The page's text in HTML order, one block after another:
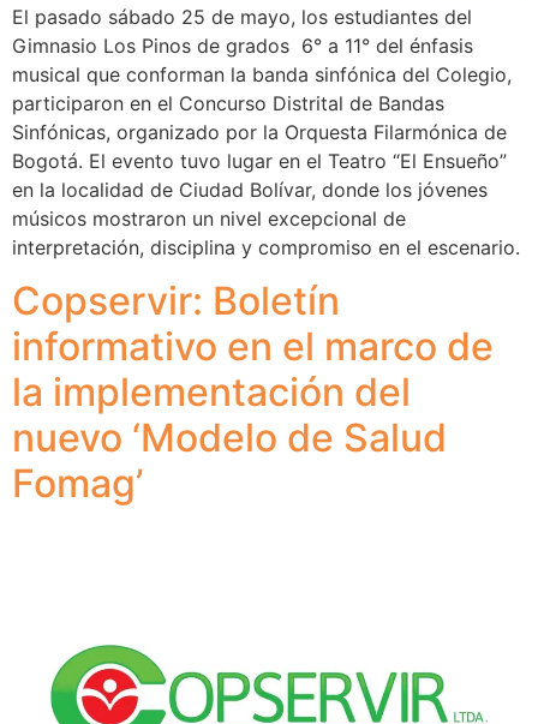
El pasado sábado 25 de mayo, los estudiantes del
Gimnasio Los Pinos de grados 6° a 11° del énfasis
musical que conforman la banda sinfónica del Colegio,
participaron en el Concurso Distrital de Bandas
Sinfónicas, organizado por la Orquesta Filarmónica de
Bogotá. El evento tuvo lugar en el Teatro “El Ensueño”
en la localidad de Ciudad Bolívar, donde los jóvenes
músicos mostraron un nivel excepcional de
interpretación, disciplina y compromiso en el escenario.
Copservir: Boletín
informativo en el marco de
la implementación del
nuevo ‘Modelo de Salud
Fomag’